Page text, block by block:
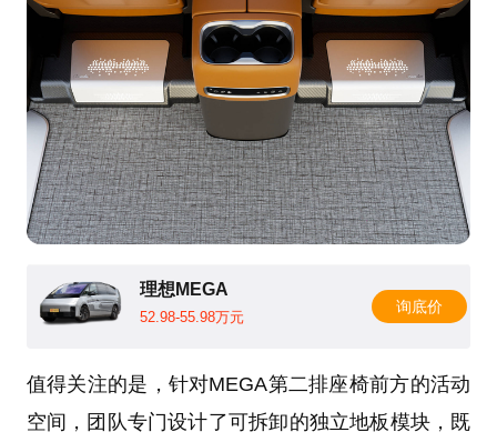
理想MEGA
52.98-55.98万元
询底价
值得关注的是，针对MEGA第二排座椅前方的活动
空间，团队专门设计了可拆卸的独立地板模块，既